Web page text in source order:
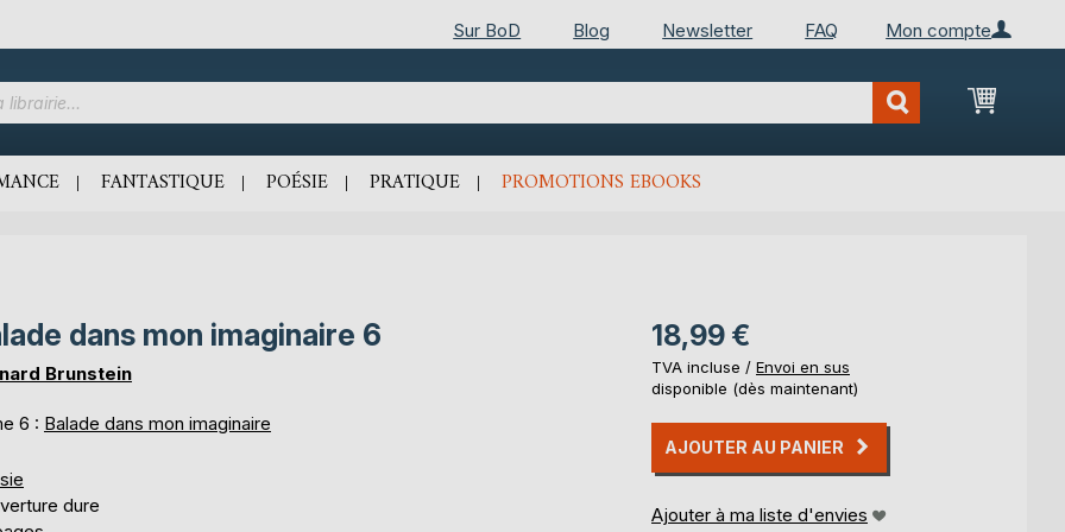
Mon compte
Sur BoD Blog Newsletter FAQ
Mon
FANTASTIQUE POÉSIE PRATIQUE PROMOTIONS EBOOKS
dans mon imaginaire 6
Brunstein
6 : Balade dans mon imaginaire
dure
18,99 €
TVA incluse / Envoi en sus
disponible (dès maintenant)
AJOUTER AU PANIER
Ajouter à ma liste d'envies